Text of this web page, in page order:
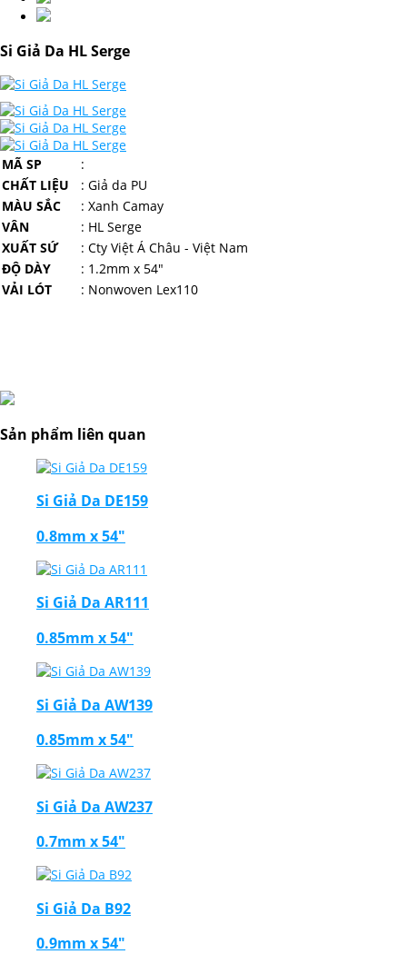
Si Giả Da HL Serge
MÃ SP
:
CHẤT LIỆU
: Giả da PU
MÀU SẮC
: Xanh Camay
VÂN
: HL Serge
XUẤT SỨ
: Cty Việt Á Châu - Việt Nam
ĐỘ DÀY
: 1.2mm x 54"
VẢI LÓT
: Nonwoven Lex110
Sản phẩm liên quan
Si Giả Da DE159
0.8mm x 54"
Si Giả Da AR111
0.85mm x 54"
Si Giả Da AW139
0.85mm x 54"
Si Giả Da AW237
0.7mm x 54"
Si Giả Da B92
0.9mm x 54"